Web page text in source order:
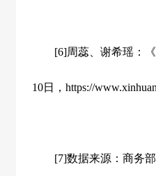
[6]周蕊、谢希瑶：《
10日，https://
[7]数据来源：商务部